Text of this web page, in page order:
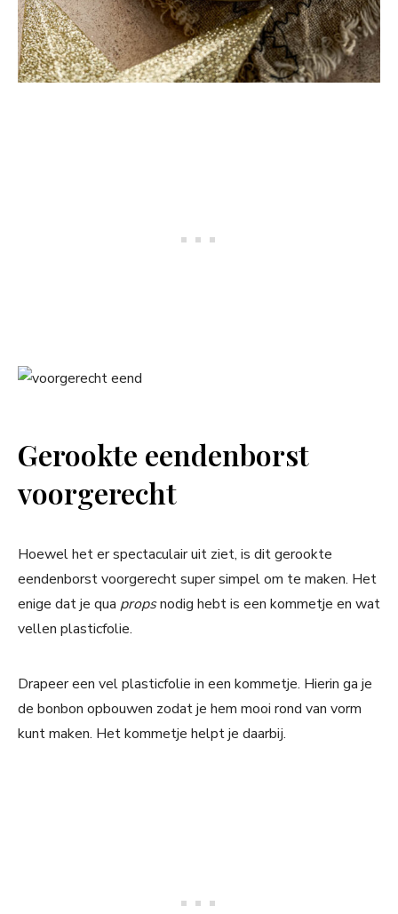
Gerookte eendenborst
voorgerecht
Hoewel het er spectaculair uit ziet, is dit gerookte
eendenborst voorgerecht super simpel om te maken. Het
enige dat je qua propsnodig hebt is een kommetje en wat
vellen plasticfolie.
Drapeer een vel plasticfolie in een kommetje. Hierin ga je
de bonbon opbouwen zodat je hem mooi rond van vorm
kunt maken. Het kommetje helpt je daarbij.